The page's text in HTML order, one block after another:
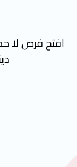
افتح فرص لا